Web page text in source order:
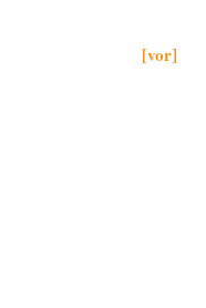
[vor]